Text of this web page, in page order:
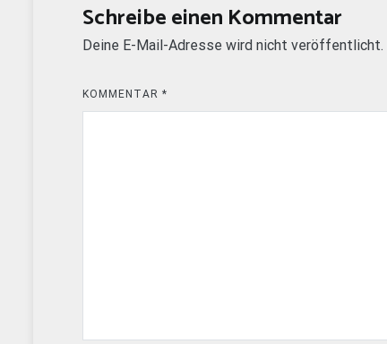
Schreibe einen Kommentar
Deine E-Mail-Adresse wird nicht veröffentlicht.
KOMMENTAR *